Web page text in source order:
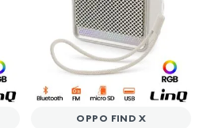
OPPO FIND X